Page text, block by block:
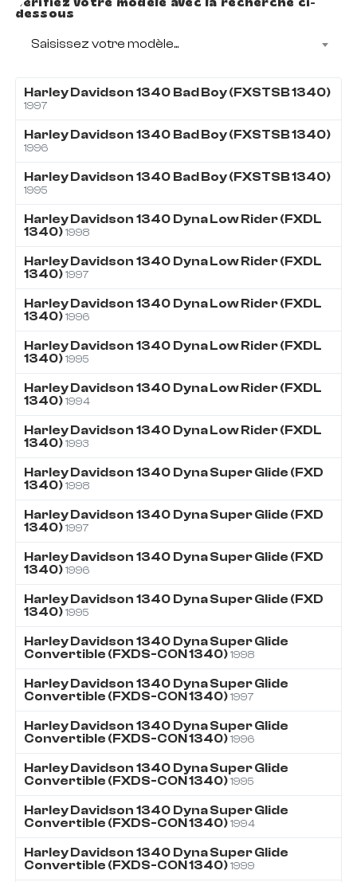
dessous
Saisissez votre modèle...
Harley Davidson 1340 Bad Boy (FXSTSB 1340)
1997
Harley Davidson 1340 Bad Boy (FXSTSB 1340)
1996
Harley Davidson 1340 Bad Boy (FXSTSB 1340)
1995
Harley Davidson 1340 Dyna Low Rider (FXDL
1340) 1998
Harley Davidson 1340 Dyna Low Rider (FXDL
1340) 1997
Harley Davidson 1340 Dyna Low Rider (FXDL
1340) 1996
Harley Davidson 1340 Dyna Low Rider (FXDL
1340) 1995
Harley Davidson 1340 Dyna Low Rider (FXDL
1340) 1994
Harley Davidson 1340 Dyna Low Rider (FXDL
1340) 1993
Harley Davidson 1340 Dyna Super Glide (FXD
1340) 1998
Harley Davidson 1340 Dyna Super Glide (FXD
1340) 1997
Harley Davidson 1340 Dyna Super Glide (FXD
1340) 1996
Harley Davidson 1340 Dyna Super Glide (FXD
1340) 1995
Harley Davidson 1340 Dyna Super Glide
Convertible (FXDS-CON 1340) 1998
Harley Davidson 1340 Dyna Super Glide
Convertible (FXDS-CON 1340) 1997
Harley Davidson 1340 Dyna Super Glide
Convertible (FXDS-CON 1340) 1996
Harley Davidson 1340 Dyna Super Glide
Convertible (FXDS-CON 1340) 1995
Harley Davidson 1340 Dyna Super Glide
Convertible (FXDS-CON 1340) 1994
Harley Davidson 1340 Dyna Super Glide
Convertible (FXDS-CON 1340) 1999